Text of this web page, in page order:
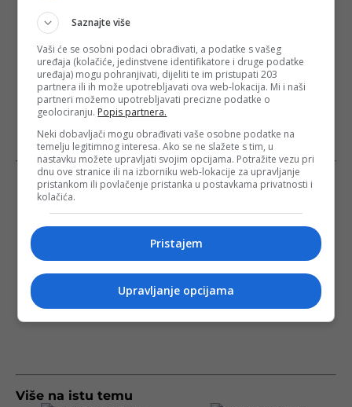
Više na istu temu
Saznajte više
Vaši će se osobni podaci obrađivati, a podatke s vašeg
uređaja (kolačiće, jedinstvene identifikatore i druge podatke
uređaja) mogu pohranjivati, dijeliti te im pristupati 203
partnera ili ih može upotrebljavati ova web-lokacija. Mi i naši
partneri možemo upotrebljavati precizne podatke o
geolociranju. Popis partnera.
Neki dobavljači mogu obrađivati vaše osobne podatke na
temelju legitimnog interesa. Ako se ne slažete s tim, u
nastavku možete upravljati svojim opcijama. Potražite vezu pri
dnu ove stranice ili na izborniku web-lokacije za upravljanje
pristankom ili povlačenje pristanka u postavkama privatnosti i
kolačića.
Pristajem
Upravljanje opcijama